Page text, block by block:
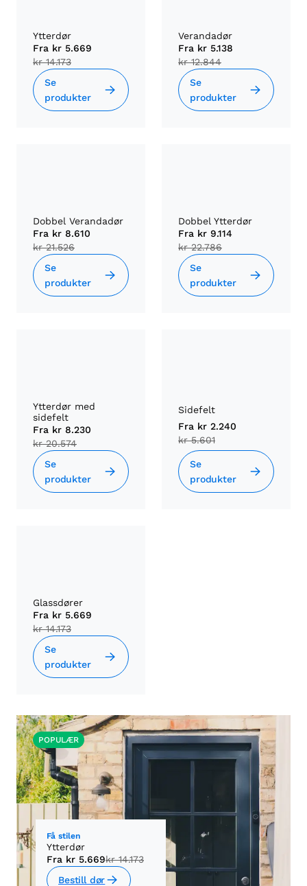
Ytterdør
Fra kr 5.669
kr 14.173
Se
produkter
Verandadør
Fra kr 5.138
kr 12.844
Se
produkter
Dobbel Verandadør
Fra kr 8.610
kr 21.526
Se
produkter
Dobbel Ytterdør
Fra kr 9.114
kr 22.786
Se
produkter
Ytterdør med
sidefelt
Fra kr 8.230
kr 20.574
Se
produkter
Sidefelt
Fra kr 2.240
kr 5.601
Se
produkter
Glassdører
Fra kr 5.669
kr 14.173
Se
produkter
Få stilen
Ytterdør
Fra kr 5.669kr 14.173
Bestill dør
POPULÆR